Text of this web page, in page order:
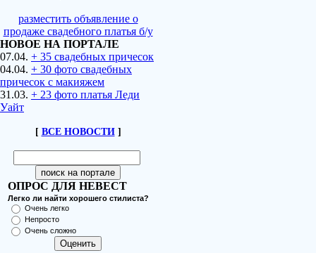
разместить объявление о
продаже свадебного платья б/у
НОВОЕ НА ПОРТАЛЕ
07.04. + 35 свадебных причесок
04.04. + 30 фото свадебных
причесок с макияжем
31.03. + 23 фото платья Леди
Уайт
[ ВСЕ НОВОСТИ]
ОПРОС ДЛЯ НЕВЕСТ
Легко ли найти хорошего стилиста?
Очень легко
Непросто
Очень сложно